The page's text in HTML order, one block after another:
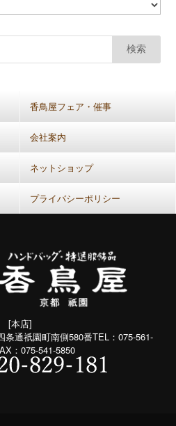
香鳥屋フェア・催事
会社案内
ネットショップ
プライバシーポリシー
[本店]
通祇園町南側580番TEL：075-561-
：075-541-5850